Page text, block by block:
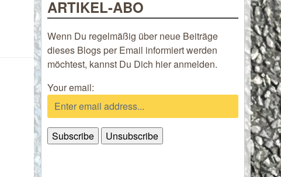
ARTIKEL-ABO
Wenn Du regelmäßig über neue Beiträge
dieses Blogs per Email informiert werden
möchtest, kannst Du Dich hier anmelden.
Your email: